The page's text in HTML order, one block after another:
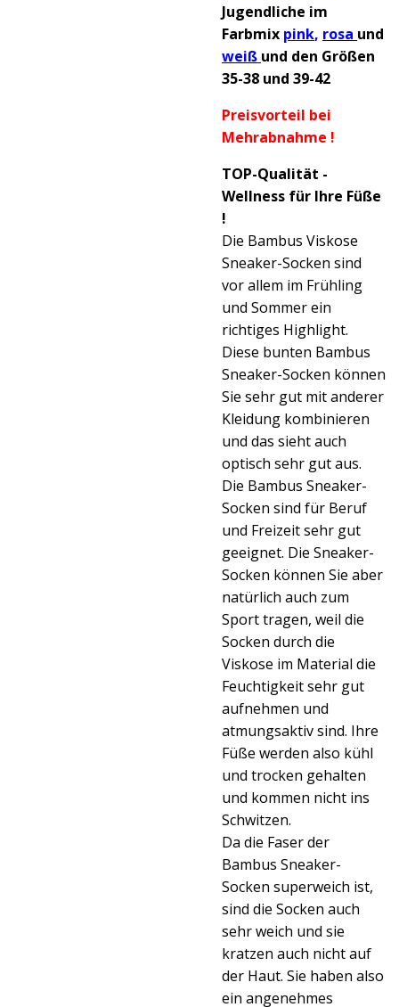
Jugendliche im
Farbmix pink, rosa und
weiß und den Größen
35-38 und 39-42
Preisvorteil bei
Mehrabnahme !
TOP-Qualität -
Wellness für Ihre Füße
!
Die Bambus Viskose
Sneaker-Socken sind
vor allem im Frühling
und Sommer ein
richtiges Highlight.
Diese bunten Bambus
Sneaker-Socken können
Sie sehr gut mit anderer
Kleidung kombinieren
und das sieht auch
optisch sehr gut aus.
Die Bambus Sneaker-
Socken sind für Beruf
und Freizeit sehr gut
geeignet. Die Sneaker-
Socken können Sie aber
natürlich auch zum
Sport tragen, weil die
Socken durch die
Viskose im Material die
Feuchtigkeit sehr gut
aufnehmen und
atmungsaktiv sind. Ihre
Füße werden also kühl
und trocken gehalten
und kommen nicht ins
Schwitzen.
Da die Faser der
Bambus Sneaker-
Socken superweich ist,
sind die Socken auch
sehr weich und sie
kratzen auch nicht auf
der Haut. Sie haben also
ein angenehmes